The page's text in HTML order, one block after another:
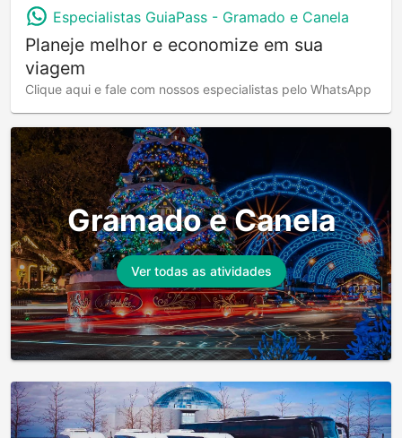
Especialistas GuiaPass - Gramado e Canela
Planeje melhor e economize em sua
viagem
Clique aqui e fale com nossos especialistas pelo WhatsApp
Gramado e Canela
Ver todas as atividades